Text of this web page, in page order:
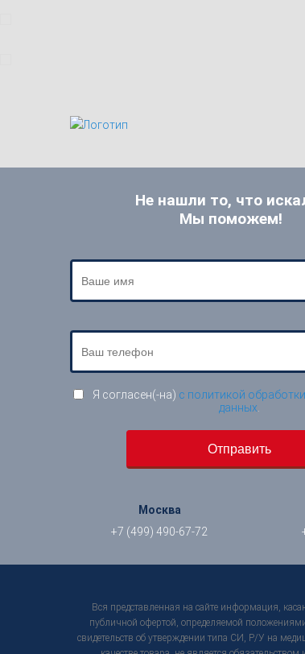
Не нашли то, что
Мы поможем!
Я согласен(-на) с политикой
данных
Москва
+7 (499) 490-67-72
Вся представленная на сайте информация,
публичной офертой, определяемой
свидетельств об утверждении типа СИ, Р/У на